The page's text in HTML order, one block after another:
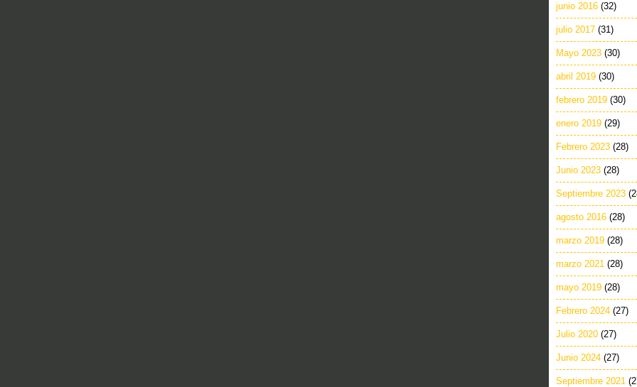
junio 2016 (32)
julio 2017 (31)
Mayo 2023 (30)
abril 2019 (30)
febrero 2019 (30)
enero 2019 (29)
Febrero 2023 (28)
Junio 2023 (28)
Septiembre 2023
agosto 2016 (28)
marzo 2019 (28)
marzo 2021 (28)
mayo 2019 (28)
Febrero 2024 (27)
Julio 2020 (27)
Junio 2024 (27)
Septiembre 2021